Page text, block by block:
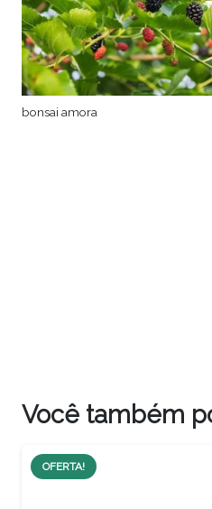
bonsai amora
Você também